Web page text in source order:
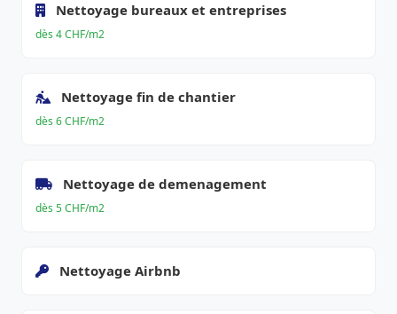
Nettoyage bureaux et entreprises
dès 4 CHF/m2
Nettoyage fin de chantier
dès 6 CHF/m2
Nettoyage de demenagement
dès 5 CHF/m2
Nettoyage Airbnb